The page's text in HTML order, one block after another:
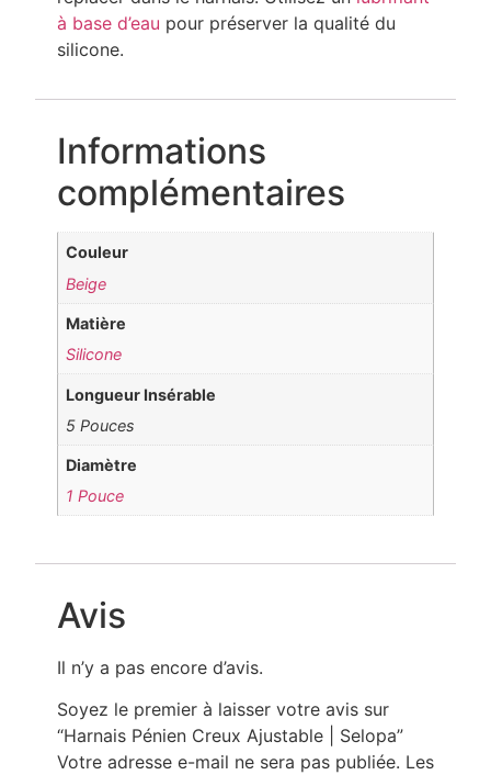
à base d’eau pour préserver la qualité du
silicone.
Informations
complémentaires
Couleur
Beige
Matière
Silicone
Longueur Insérable
5 Pouces
Diamètre
1 Pouce
Avis
Il n’y a pas encore d’avis.
Soyez le premier à laisser votre avis sur
“Harnais Pénien Creux Ajustable | Selopa”
Votre adresse e-mail ne sera pas publiée. Les